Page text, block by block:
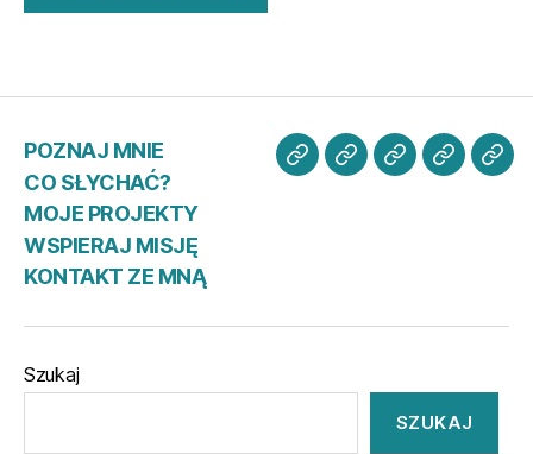
POZNAJ MNIE
CO SŁYCHAĆ?
MOJE PROJEKTY
WSPIERAJ MISJĘ
KONTAKT ZE MNĄ
POZNAJ
CO
MOJE
Szukaj
SZUKAJ